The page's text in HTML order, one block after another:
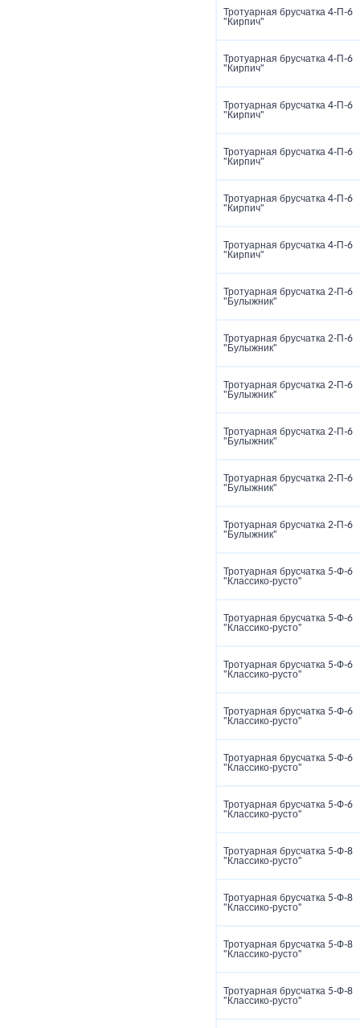
Тротуарная брусчатка 4‑П‑6
"Кирпич"
Тротуарная брусчатка 4‑П‑6
"Кирпич"
Тротуарная брусчатка 4‑П‑6
"Кирпич"
Тротуарная брусчатка 4‑П‑6
"Кирпич"
Тротуарная брусчатка 4‑П‑6
"Кирпич"
Тротуарная брусчатка 4‑П‑6
"Кирпич"
Тротуарная брусчатка 2‑П‑6
"Булыжник"
Тротуарная брусчатка 2‑П‑6
"Булыжник"
Тротуарная брусчатка 2‑П‑6
"Булыжник"
Тротуарная брусчатка 2‑П‑6
"Булыжник"
Тротуарная брусчатка 2‑П‑6
"Булыжник"
Тротуарная брусчатка 2‑П‑6
"Булыжник"
Тротуарная брусчатка 5‑Ф‑6
"Классико‑русто"
Тротуарная брусчатка 5‑Ф‑6
"Классико‑русто"
Тротуарная брусчатка 5‑Ф‑6
"Классико‑русто"
Тротуарная брусчатка 5‑Ф‑6
"Классико‑русто"
Тротуарная брусчатка 5‑Ф‑6
"Классико‑русто"
Тротуарная брусчатка 5‑Ф‑6
"Классико‑русто"
Тротуарная брусчатка 5‑Ф‑8
"Классико‑русто"
Тротуарная брусчатка 5‑Ф‑8
"Классико‑русто"
Тротуарная брусчатка 5‑Ф‑8
"Классико‑русто"
Тротуарная брусчатка 5‑Ф‑8
"Классико‑русто"